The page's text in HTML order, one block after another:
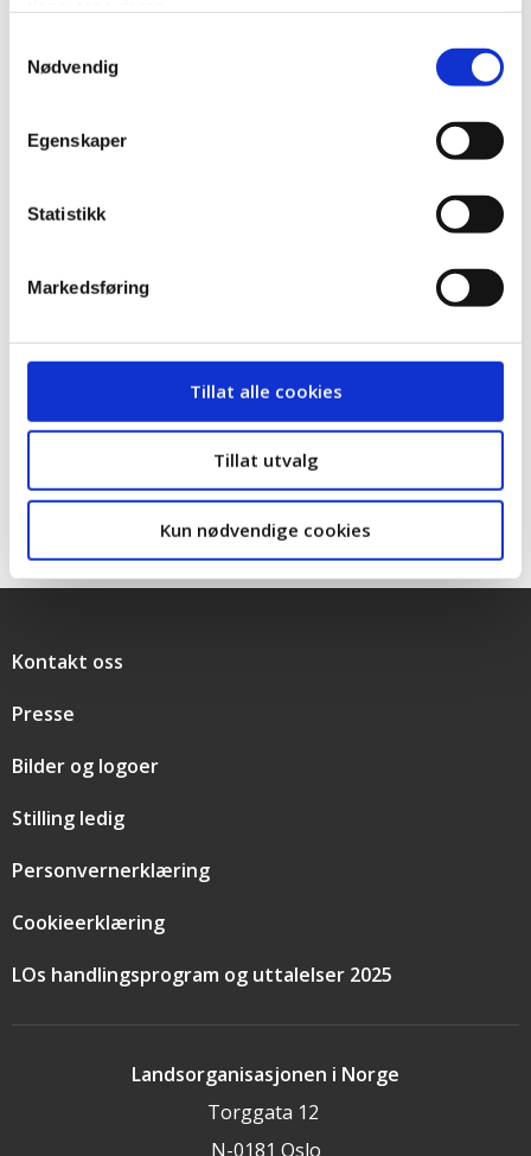
Nødvendig
Egenskaper
Statistikk
Markedsføring
Tillat alle cookies
Tillat utvalg
Kun nødvendige cookies
om ferie
Arbeidstakers
avvikling av
Landsorganisasjonen i Norge
Torggata 12
N-0181 Oslo
Snarveier
Kontakt oss
Presse
Bilder og logoer
Stilling ledig
Personvernerklæring
Cookieerklæring
LOs handlingsprogram og uttalelser 2025